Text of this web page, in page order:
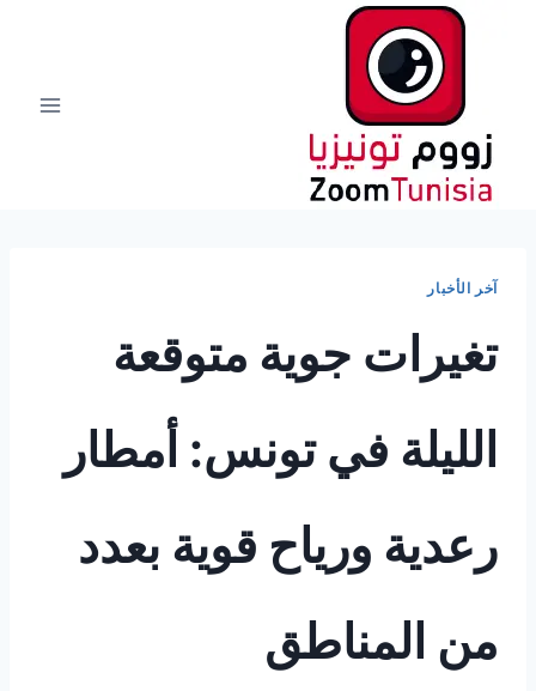
آخر الأخبار
تغيرات جوية متوقعة
الليلة في تونس: أمطار
رعدية ورياح قوية بعدد
من المناطق